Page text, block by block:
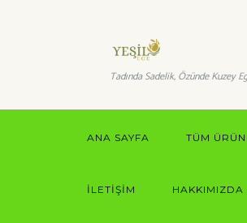
Tadında Sadelik, Özünde Kuzey
ANA SAYFA TÜM
İLETIŞIM HAKKIMIZDA